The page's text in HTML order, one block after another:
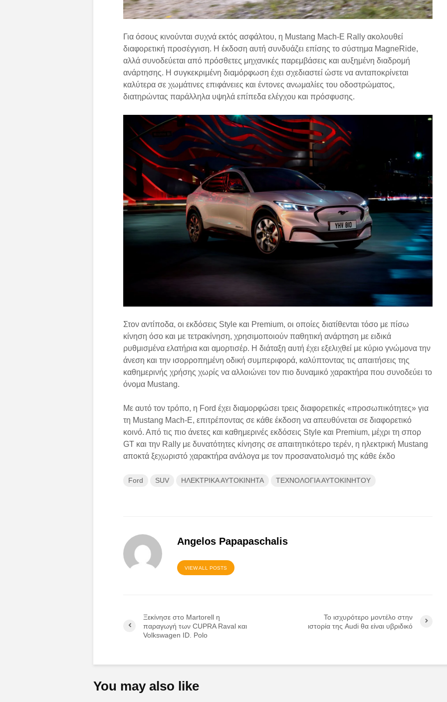
Για όσους κινούνται συχνά εκτός ασφάλτου, η Mustang Mach-E Rally ακολουθεί
διαφορετική προσέγγιση. Η έκδοση αυτή συνδυάζει επίσης το σύστημα MagneRide,
αλλά συνοδεύεται από πρόσθετες μηχανικές παρεμβάσεις και αυξημένη διαδρομή
ανάρτησης. Η συγκεκριμένη διαμόρφωση έχει σχεδιαστεί ώστε να ανταποκρίνεται
καλύτερα σε χωμάτινες επιφάνειες και έντονες ανωμαλίες του οδοστρώματος,
διατηρώντας παράλληλα υψηλά επίπεδα ελέγχου και πρόσφυσης.
Στον αντίποδα, οι εκδόσεις Style και Premium, οι οποίες διατίθενται τόσο με πίσω
κίνηση όσο και με τετρακίνηση, χρησιμοποιούν παθητική ανάρτηση με ειδικά
ρυθμισμένα ελατήρια και αμορτισέρ. Η διάταξη αυτή έχει εξελιχθεί με κύριο γνώμονα την
άνεση και την ισορροπημένη οδική συμπεριφορά, καλύπτοντας τις απαιτήσεις της
καθημερινής χρήσης χωρίς να αλλοιώνει τον πιο δυναμικό χαρακτήρα που συνοδεύει το
όνομα Mustang.
Με αυτό τον τρόπο, η Ford έχει διαμορφώσει τρεις διαφορετικές «προσωπικότητες» για
τη Mustang Mach-E, επιτρέποντας σε κάθε έκδοση να απευθύνεται σε διαφορετικό
κοινό. Από τις πιο άνετες και καθημερινές εκδόσεις Style και Premium, μέχρι τη σπορ
GT και την Rally με δυνατότητες κίνησης σε απαιτητικότερο τερέν, η ηλεκτρική Mustang
αποκτά ξεχωριστό χαρακτήρα ανάλογα με τον προσανατολισμό της κάθε έκδο
Ford SUV ΗΛΕΚΤΡΙΚΑ ΑΥΤΟΚΙΝΗΤΑ ΤΕΧΝΟΛΟΓΙΑ ΑΥΤΟΚΙΝΗΤΟΥ
Angelos Papapaschalis
VIEW ALL POSTS
Ξεκίνησε στο Martorell η
παραγωγή των CUPRA Raval και
Volkswagen ID. Polo
Το ισχυρότερο μοντέλο στην
ιστορία της Audi θα είναι υβριδικό
You may also like